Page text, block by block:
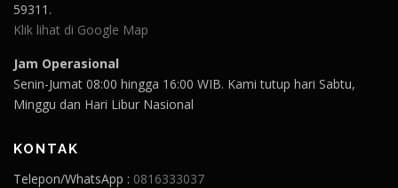
59311.
Klik lihat di Google Map
Jam Operasional
Senin-Jumat 08:00 hingga 16:00 WIB. Kami tutup hari Sabtu,
Minggu dan Hari Libur Nasional
KONTAK
Telepon/WhatsApp : 0816333037